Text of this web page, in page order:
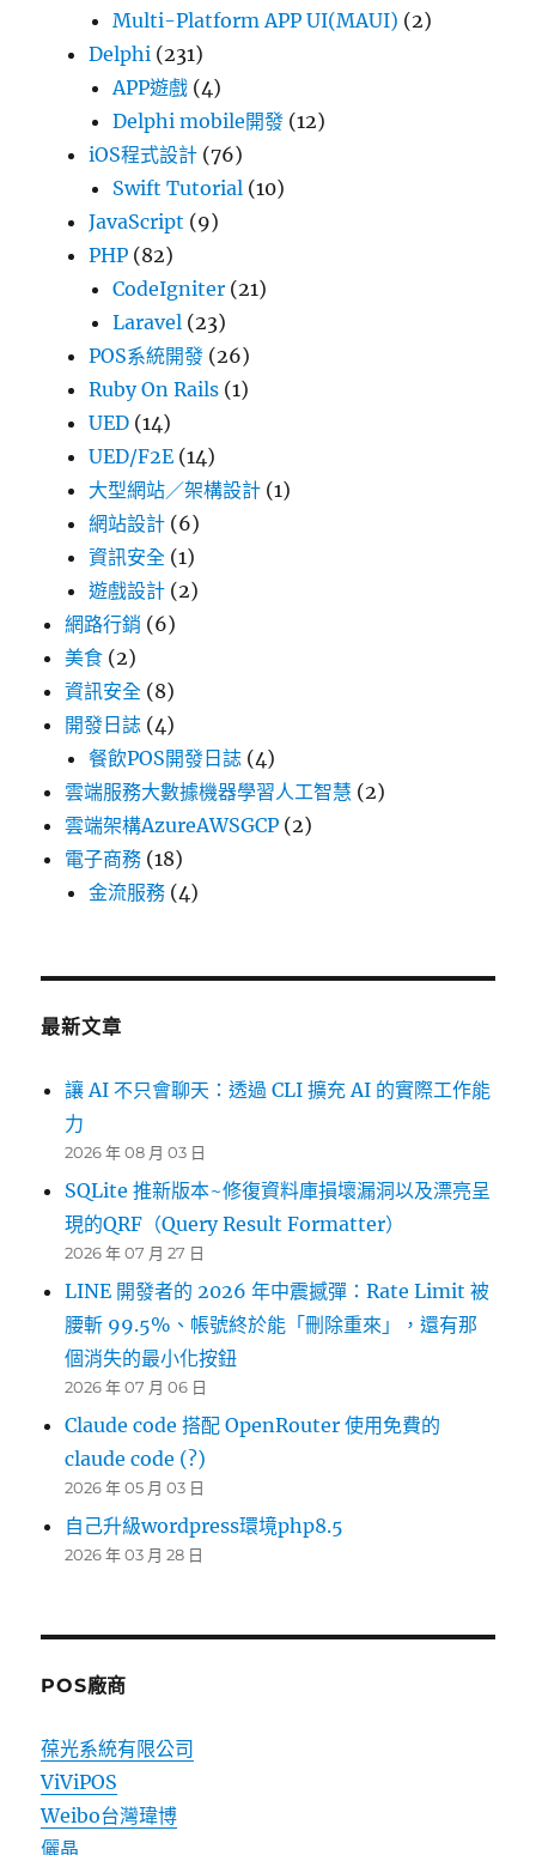
Multi-Platform APP UI(MAUI) (2)
Delphi (231)
APP遊戲 (4)
Delphi mobile開發 (12)
iOS程式設計 (76)
Swift Tutorial (10)
JavaScript (9)
PHP (82)
CodeIgniter (21)
Laravel (23)
POS系統開發 (26)
Ruby On Rails (1)
UED (14)
UED/F2E (14)
大型網站／架構設計 (1)
網站設計 (6)
資訊安全 (1)
遊戲設計 (2)
網路行銷 (6)
美食 (2)
資訊安全 (8)
開發日誌 (4)
餐飲POS開發日誌 (4)
雲端服務大數據機器學習人工智慧 (2)
雲端架構AzureAWSGCP (2)
電子商務 (18)
金流服務 (4)
最新文章
讓 AI 不只會聊天：透過 CLI 擴充 AI 的實際工作能
力
2026 年 08 月 03 日
SQLite 推新版本~修復資料庫損壞漏洞以及漂亮呈
現的QRF（Query Result Formatter）
2026 年 07 月 27 日
LINE 開發者的 2026 年中震撼彈：Rate Limit 被
腰斬 99.5%、帳號終於能「刪除重來」，還有那
個消失的最小化按鈕
2026 年 07 月 06 日
Claude code 搭配 OpenRouter 使用免費的
claude code (?)
2026 年 05 月 03 日
自己升級wordpress環境php8.5
2026 年 03 月 28 日
POS廠商
葆光系統有限公司
ViViPOS
Weibo台灣瑋博
儷晶